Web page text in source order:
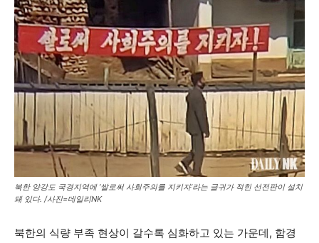
북한 양강도 국경지역에 ‘쌀로써 사회주의를 지키자’라는 글귀가 적힌 선전판이 설치
돼 있다. /사진=데일리NK
북한의 식량 부족 현상이 갈수록 심화하고 있는 가운데, 함경